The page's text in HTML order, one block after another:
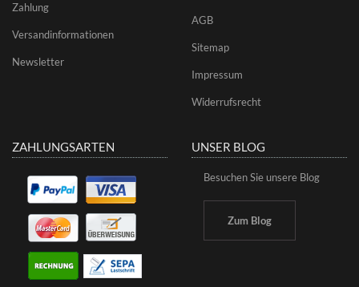
Zahlung
Versandinformationen
Newsletter
AGB
Sitemap
Impressum
Widerrufsrecht
ZAHLUNGSARTEN UNSER BLOG
Besuchen Sie unsere Blog
Zum Blog